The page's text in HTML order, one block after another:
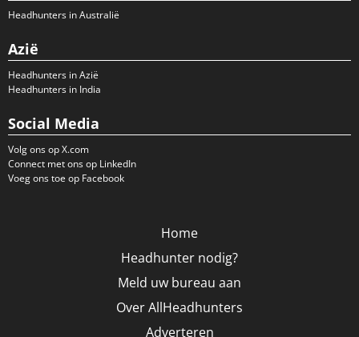
Headhunters in Australië
Azië
Headhunters in Azië
Headhunters in India
Social Media
Volg ons op X.com
Connect met ons op LinkedIn
Voeg ons toe op Facebook
Home
Headhunter nodig?
Meld uw bureau aan
Over AllHeadhunters
Adverteren